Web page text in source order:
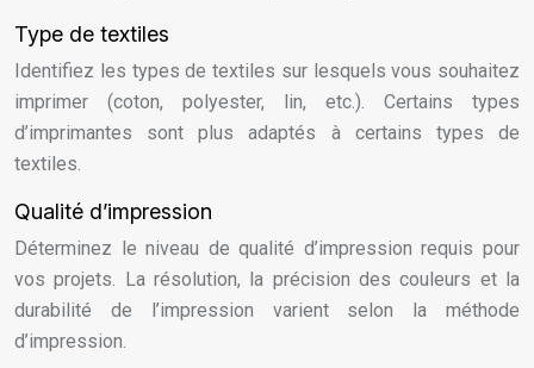
Type de textiles
Identifiez les types de textiles sur lesquels vous souhaitez
imprimer (coton, polyester, lin, etc.). Certains types
d’imprimantes sont plus adaptés à certains types de
textiles.
Qualité d’impression
Déterminez le niveau de qualité d’impression requis pour
vos projets. La résolution, la précision des couleurs et la
durabilité de l’impression varient selon la méthode
d’impression.